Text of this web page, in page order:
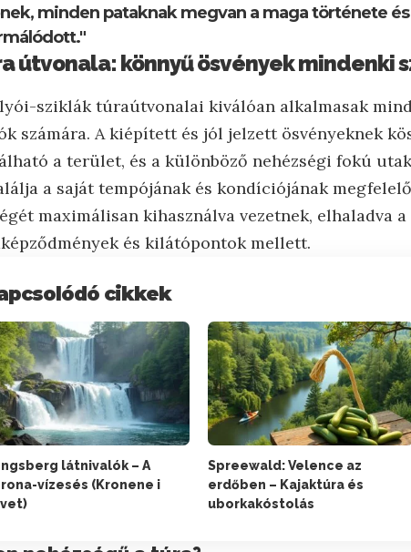
minden pataknak megvan a maga története
útvonala: könnyű ösvények mindenki
sziklák túraútvonalai kiválóan alkalmasak
számára. A kiépített és jól jelzett ösvényeknek
a terület, és a különböző nehézségi fokú
a saját tempójának és kondíciójának
maximálisan kihasználva vezetnek, elhaladva
és kilátópontok mellett.
cikkek
látnivalók – A
vízesés (Kronene i
Spreewald: Velence az
erdőben – Kajaktúra és
uborkakóstolás